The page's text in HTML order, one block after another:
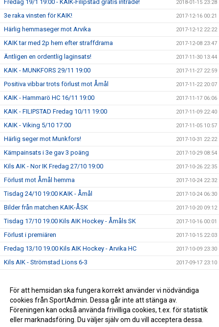
Fredag 19/1 19:00 - KAIK-Filipstad gratis inträde! 2018-01-15 23:28
3e raka vinsten för KAIK! 2017-12-16 00:21
Härlig hemmaseger mot Arvika 2017-12-12 22:22
KAIK tar med 2p hem efter straffdrama 2017-12-08 23:47
Äntligen en ordentlig laginsats! 2017-11-30 13:44
KAIK - MUNKFORS 29/11 19:00 2017-11-27 22:59
Positiva vibbar trots förlust mot Åmål 2017-11-22 20:07
KAIK - Hammarö HC 16/11 19:00 2017-11-17 06:06
KAIK - FILIPSTAD Fredag 10/11 19:00 2017-11-09 22:40
KAIK - Viking 5/10 17:00 2017-11-05 10:57
Härlig seger mot Munkfors! 2017-10-31 22:22
Kämpainsats i 3e gav 3 poäng 2017-10-29 08:54
Kils AIK - Nor IK Fredag 27/10 19:00 2017-10-26 22:35
Förlust mot Åmål hemma 2017-10-24 22:32
Tisdag 24/10 19:00 KAIK - Åmål 2017-10-24 06:30
Bilder från matchen KAIK-ÅSK 2017-10-20 09:12
Tisdag 17/10 19.00 Kils AIK Hockey - Åmåls SK 2017-10-16 00:01
Förlust i premiären 2017-10-15 22:03
Fredag 13/10 19.00 Kils AIK Hockey - Arvika HC 2017-10-09 23:30
Kils AIK - Strömstad Lions 6-3 2017-09-17 23:10
Kils AIK vs Sunne IK : 8-2 2017-09-11 13:57
Match mot Sunne IK 10/9 kl 17:00 Välkomna! 2017-09-07 23:03
För att hemsidan ska fungera korrekt använder vi nödvändiga
cookies från SportAdmin. Dessa går inte att stänga av.
Föreningen kan också använda frivilliga cookies, t.ex. för statistik
eller marknadsföring. Du väljer själv om du vill acceptera dessa.